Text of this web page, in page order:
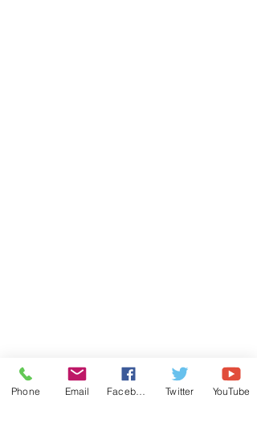
Phone Email Twitter YouTube